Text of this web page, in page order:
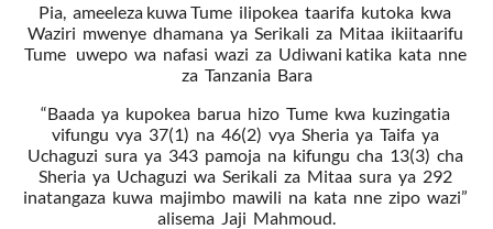
Pia, ameeleza kuwa Tume ilipokea taarifa kutoka kwa
Waziri mwenye dhamana ya Serikali za Mitaa ikiitaarifu
Tume uwepo wa nafasi wazi za Udiwani katika kata nne
za Tanzania Bara
“Baada ya kupokea barua hizo Tume kwa kuzingatia
vifungu vya 37(1) na 46(2) vya Sheria ya Taifa ya
Uchaguzi sura ya 343 pamoja na kifungu cha 13(3) cha
Sheria ya Uchaguzi wa Serikali za Mitaa sura ya 292
inatangaza kuwa majimbo mawili na kata nne zipo wazi”
alisema Jaji Mahmoud.